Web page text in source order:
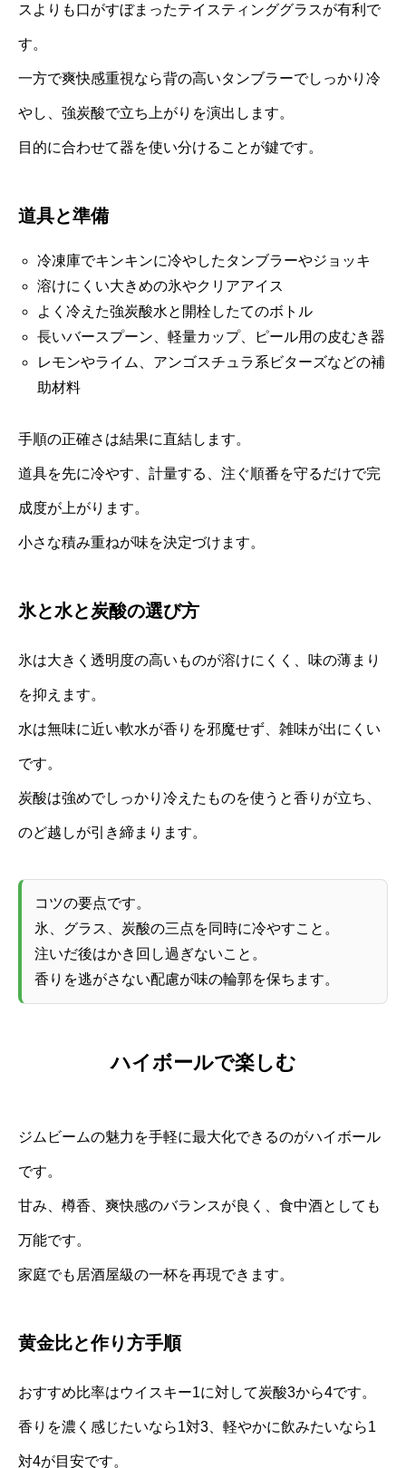
スよりも口がすぼまったテイスティンググラスが有利で
す。
一方で爽快感重視なら背の高いタンブラーでしっかり冷
やし、強炭酸で立ち上がりを演出します。
目的に合わせて器を使い分けることが鍵です。
道具と準備
冷凍庫でキンキンに冷やしたタンブラーやジョッキ
溶けにくい大きめの氷やクリアアイス
よく冷えた強炭酸水と開栓したてのボトル
長いバースプーン、軽量カップ、ピール用の皮むき器
レモンやライム、アンゴスチュラ系ビターズなどの補
助材料
手順の正確さは結果に直結します。
道具を先に冷やす、計量する、注ぐ順番を守るだけで完
成度が上がります。
小さな積み重ねが味を決定づけます。
氷と水と炭酸の選び方
氷は大きく透明度の高いものが溶けにくく、味の薄まり
を抑えます。
水は無味に近い軟水が香りを邪魔せず、雑味が出にくい
です。
炭酸は強めでしっかり冷えたものを使うと香りが立ち、
のど越しが引き締まります。
コツの要点です。
氷、グラス、炭酸の三点を同時に冷やすこと。
注いだ後はかき回し過ぎないこと。
香りを逃がさない配慮が味の輪郭を保ちます。
ハイボールで楽しむ
ジムビームの魅力を手軽に最大化できるのがハイボール
です。
甘み、樽香、爽快感のバランスが良く、食中酒としても
万能です。
家庭でも居酒屋級の一杯を再現できます。
黄金比と作り方手順
おすすめ比率はウイスキー1に対して炭酸3から4です。
香りを濃く感じたいなら1対3、軽やかに飲みたいなら1
対4が目安です。